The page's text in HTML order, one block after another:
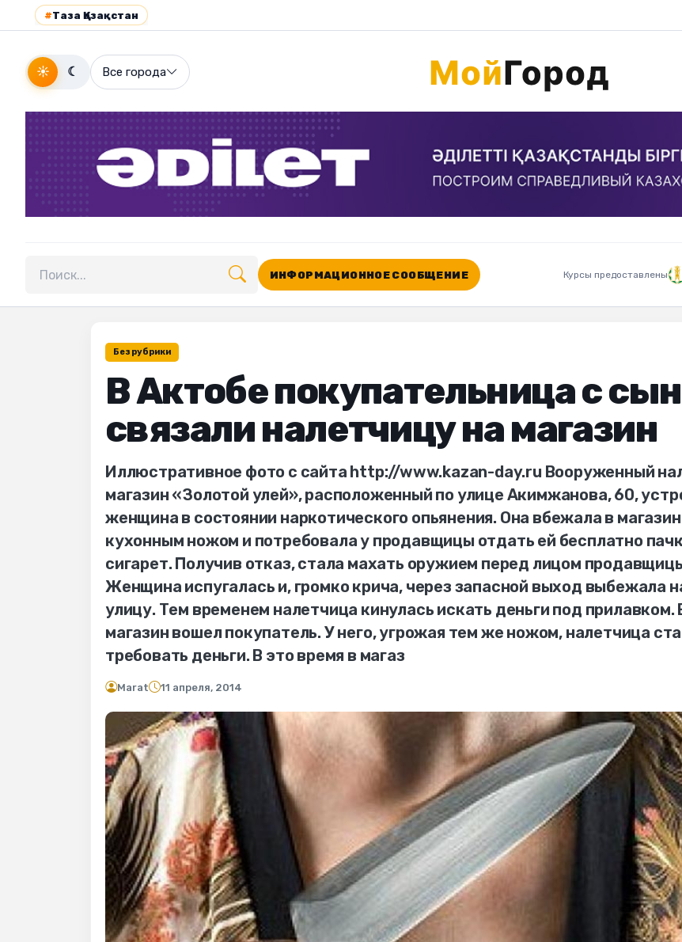
#Таза Қазақстан
☀ ☾ Все города
Поиск по сайту
ИНФОРМАЦИОННОЕ СООБЩЕНИЕ Курсы предоставлены
Без рубрики
В Актобе покупательница с
связали налетчицу на магазин
Иллюстративное фото с сайта http://www.kazan-day.ru Вооруженный
магазин «Золотой улей», расположенный по улице Акимжанова, 60,
женщина в состоянии наркотического опьянения. Она вбежала в магазин
кухонным ножом и потребовала у продавщицы отдать ей бесплатно
сигарет. Получив отказ, стала махать оружием перед лицом
Женщина испугалась и, громко крича, через запасной выход выбежала
улицу. Тем временем налетчица кинулась искать деньги под прилавком.
магазин вошел покупатель. У него, угрожая тем же ножом, налетчица
требовать деньги. В это время в магаз
Marat 11 апреля, 2014